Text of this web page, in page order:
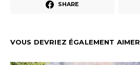
SHARE
VOUS DEVRIEZ ÉGALEMENT AIMER